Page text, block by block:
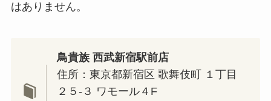
はありません。
鳥貴族 西武新宿駅前店
住所：東京都新宿区 歌舞伎町 １丁目
２５-３ ワモール４F